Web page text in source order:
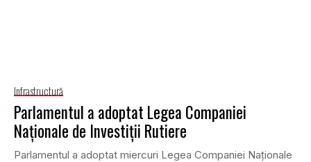
Infrastructură
Parlamentul a adoptat Legea Companiei
Naționale de Investiţii Rutiere
Parlamentul a adoptat miercuri Legea Companiei Naționale